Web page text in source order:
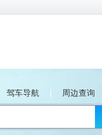
驾车导航 周边查询